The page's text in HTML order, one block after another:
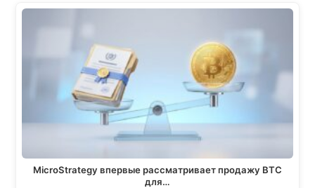
MicroStrategy впервые рассматривает продажу BTC
для…